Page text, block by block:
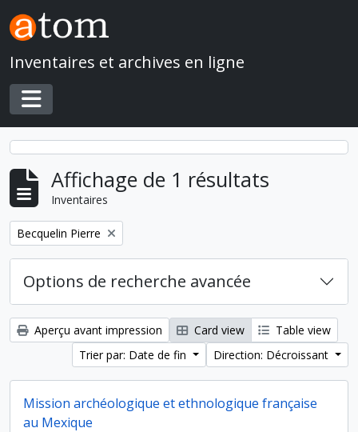
Skip to main content
Inventaires et archives en ligne
Toggle navigation
Affichage de 1 résultats
Inventaires
Remove filter:
Becquelin Pierre
Options de recherche avancée
Aperçu avant impression Card view
Table view
Trier par: Date de fin
Direction: Décroissant
Mission archéologique et ethnologique française
au Mexique